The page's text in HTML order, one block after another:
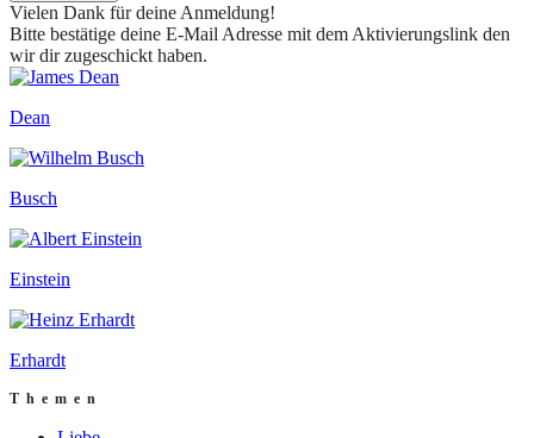
Vielen Dank für deine Anmeldung!
Bitte bestätige deine E-Mail Adresse mit dem Aktivierungslink den
wir dir zugeschickt haben.
Dean
Busch
Einstein
Erhardt
Themen